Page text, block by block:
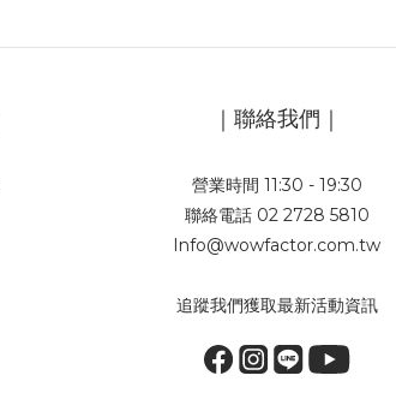
｜聯絡我們｜
營業時間 11:30 - 19:30
聯絡電話 02 2728 5810
Info@wowfactor.com.tw
追蹤我們獲取最新活動資訊